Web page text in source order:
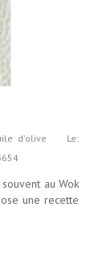
d'olive
Le:
au Wok
une recette